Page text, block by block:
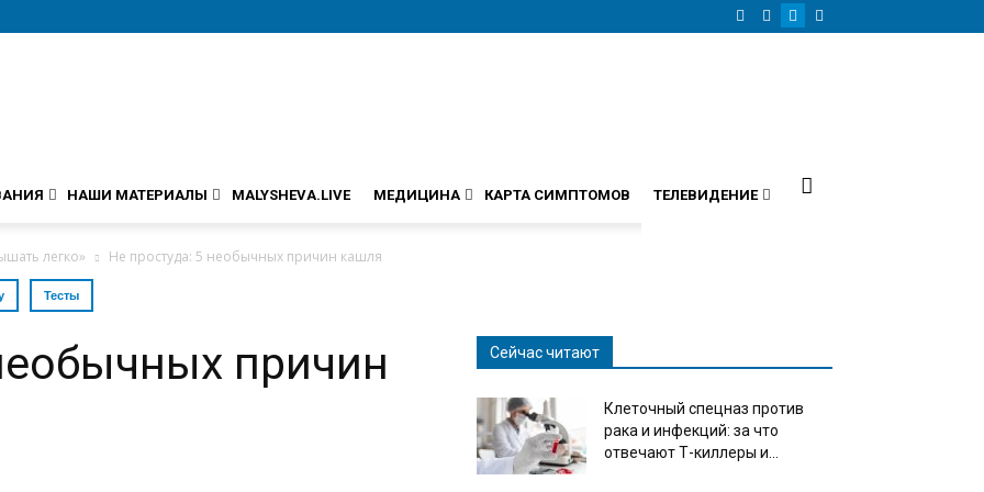
НАШИ МАТЕРИАЛЫ MALYSHEVA.LIVE МЕДИЦИНА КАРТА СИМПТОМОВ ТЕЛЕВИДЕНИЕ
легко» Не простуда: 5 необычных причин кашля
Тесты
причин Сейчас читают
Клеточный спецназ против
рака и инфекций: за что
отвечают Т-киллеры и...